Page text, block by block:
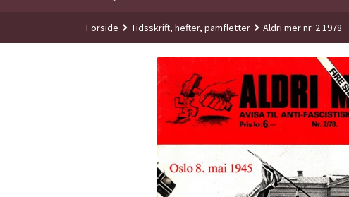
Forside Tidsskrift, hefter, pamfletter Aldri mer nr. 2 1978